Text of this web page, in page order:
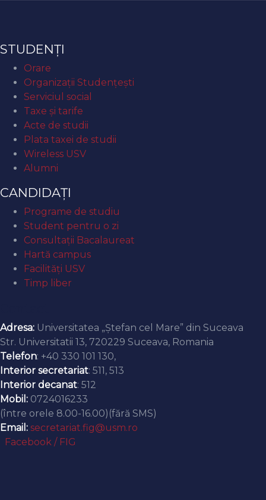
STUDENȚI
Orare
Organizaţii Studenţeşti
Serviciul social
Taxe și tarife
Acte de studii
Plata taxei de studii
Wireless USV
Alumni
CANDIDAȚI
Programe de studiu
Student pentru o zi
Consultații Bacalaureat
Hartă campus
Facilități USV
Timp liber
Adresa: Universitatea „Ștefan cel Mare” din Suceava
Str. Universitatii 13, 720229 Suceava, Romania
Telefon: +40 330 101 130,
Interior secretariat: 511, 513
Interior decanat: 512
Mobil: 0724016233
(între orele 8.00-16.00)(fără SMS)
Email: secretariat.fig@usm.ro
Facebook / FIG